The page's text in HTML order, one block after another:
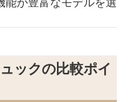
ックの比較ポイ